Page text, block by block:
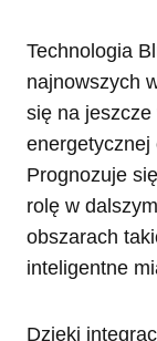
Technologia
najnowszych
się na
energetycznej
Prognozuje
rolę w
obszarach
inteligentne
Dzięki